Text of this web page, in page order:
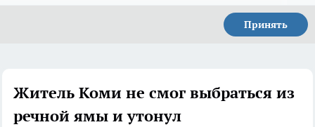
Принять
Житель Коми не смог выбраться из
речной ямы и утонул